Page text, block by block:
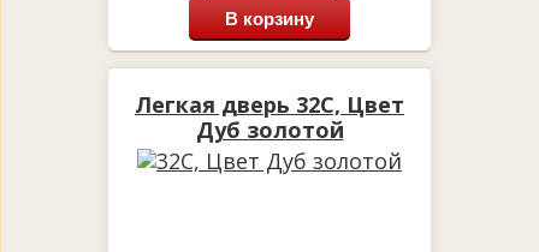
В корзину
Легкая дверь 32С, Цвет
Дуб золотой